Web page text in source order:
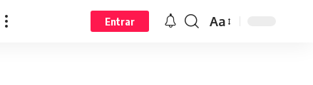
Entrar Aa